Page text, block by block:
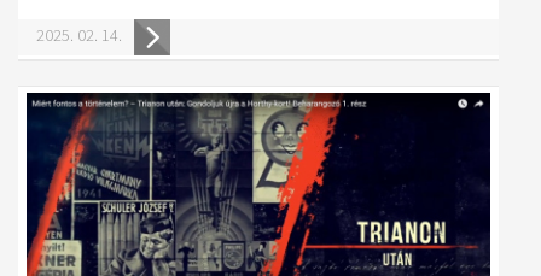
2025. 02. 14.